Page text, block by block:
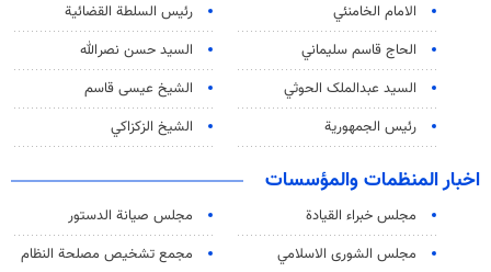
الامام الخامنئي
رئیس السلطة القضائیة
الحاج قاسم سليماني
السيد حسن نصرالله
السید عبدالملک الحوثي
الشيخ عيسى قاسم
رئيس الجمهورية
الشيخ الزكزاكي
اخبار المنظمات والمؤسسات
مجلس خبراء القيادة
مجلس صيانة الدستور
مجلس الشورى الاسلامي
مجمع تشخيص مصلحة النظام